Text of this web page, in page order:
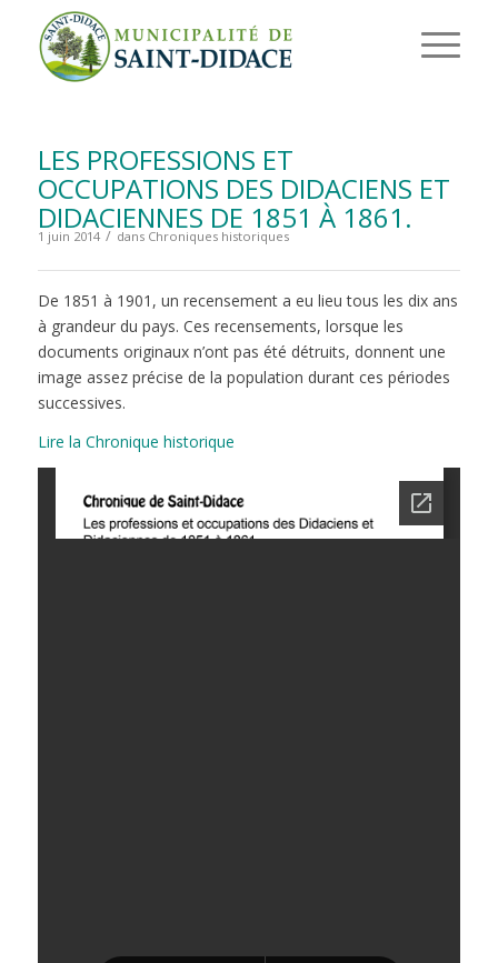
LES PROFESSIONS ET
OCCUPATIONS DES DIDACIENS ET
DIDACIENNES DE 1851 À 1861.
1 juin 2014 / dans Chroniques historiques
De 1851 à 1901, un recensement a eu lieu tous les dix ans
à grandeur du pays. Ces recensements, lorsque les
documents originaux n’ont pas été détruits, donnent une
image assez précise de la population durant ces périodes
successives.
Lire la Chronique historique